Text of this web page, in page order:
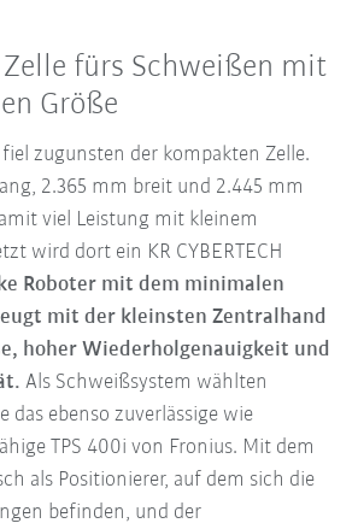
fürs Schweißen mit
Größe
zugunsten der kompakten Zelle.
2.365 mm breit und 2.445 mm
viel Leistung mit kleinem
wird dort ein KR CYBERTECH
Roboter mit dem minimalen
mit der kleinsten Zentralhand
hoher Wiederholgenauigkeit und
Als Schweißsystem wählten
das ebenso zuverlässige wie
TPS 400i von Fronius. Mit dem
als Positionierer, auf dem sich die
befinden, und der